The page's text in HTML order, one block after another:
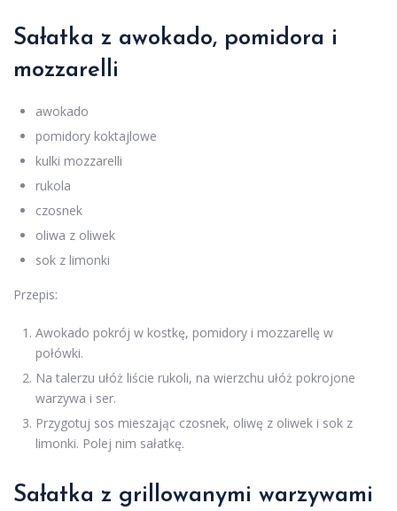
Sałatka z awokado, pomidora i
mozzarelli
awokado
pomidory koktajlowe
kulki mozzarelli
rukola
czosnek
oliwa z oliwek
sok z limonki
Przepis:
Awokado pokrój w kostkę, pomidory i mozzarellę w
połówki.
Na talerzu ułóż liście rukoli, na wierzchu ułóż pokrojone
warzywa i ser.
Przygotuj sos mieszając czosnek, oliwę z oliwek i sok z
limonki. Polej nim sałatkę.
Sałatka z grillowanymi warzywami